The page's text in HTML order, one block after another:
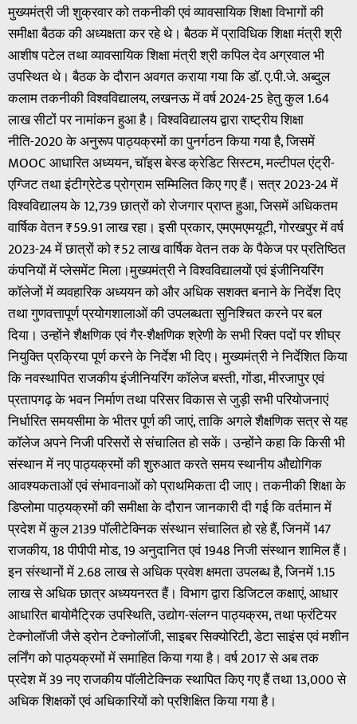
मुख्यमंत्री जी शुक्रवार को तकनीकी एवं व्यावसायिक शिक्षा विभागों की
समीक्षा बैठक की अध्यक्षता कर रहे थे। बैठक में प्राविधिक शिक्षा मंत्री श्री
आशीष पटेल तथा व्यावसायिक शिक्षा मंत्री श्री कपिल देव अग्रवाल भी
उपस्थित थे। बैठक के दौरान अवगत कराया गया कि डॉ. ए.पी.जे. अब्दुल
कलाम तकनीकी विश्वविद्यालय, लखनऊ में वर्ष 2024-25 हेतु कुल 1.64
लाख सीटों पर नामांकन हुआ है। विश्वविद्यालय द्वारा राष्ट्रीय शिक्षा
नीति-2020 के अनुरूप पाठ्यक्रमों का पुनर्गठन किया गया है, जिसमें
MOOC आधारित अध्ययन, चॉइस बेस्ड क्रेडिट सिस्टम, मल्टीपल एंट्री-
एग्जिट तथा इंटीग्रेटेड प्रोग्राम सम्मिलित किए गए हैं। सत्र 2023-24 में
विश्वविद्यालय के 12,739 छात्रों को रोजगार प्राप्त हुआ, जिसमें अधिकतम
वार्षिक वेतन ₹59.91 लाख रहा। इसी प्रकार, एमएमएमयूटी, गोरखपुर में वर्ष
2023-24 में छात्रों को ₹52 लाख वार्षिक वेतन तक के पैकेज पर प्रतिष्ठित
कंपनियों में प्लेसमेंट मिला।मुख्यमंत्री ने विश्वविद्यालयों एवं इंजीनियरिंग
कॉलेजों में व्यवहारिक अध्ययन को और अधिक सशक्त बनाने के निर्देश दिए
तथा गुणवत्तापूर्ण प्रयोगशालाओं की उपलब्धता सुनिश्चित करने पर बल
दिया। उन्होंने शैक्षणिक एवं गैर-शैक्षणिक श्रेणी के सभी रिक्त पदों पर शीघ्र
नियुक्ति प्रक्रिया पूर्ण करने के निर्देश भी दिए। मुख्यमंत्री ने निर्देशित किया
कि नवस्थापित राजकीय इंजीनियरिंग कॉलेज बस्ती, गोंडा, मीरजापुर एवं
प्रतापगढ़ के भवन निर्माण तथा परिसर विकास से जुड़ी सभी परियोजनाएं
निर्धारित समयसीमा के भीतर पूर्ण की जाएं, ताकि अगले शैक्षणिक सत्र से यह
कॉलेज अपने निजी परिसरों से संचालित हो सकें। उन्होंने कहा कि किसी भी
संस्थान में नए पाठ्यक्रमों की शुरुआत करते समय स्थानीय औद्योगिक
आवश्यकताओं एवं संभावनाओं को प्राथमिकता दी जाए। तकनीकी शिक्षा के
डिप्लोमा पाठ्यक्रमों की समीक्षा के दौरान जानकारी दी गई कि वर्तमान में
प्रदेश में कुल 2139 पॉलीटेक्निक संस्थान संचालित हो रहे हैं, जिनमें 147
राजकीय, 18 पीपीपी मोड, 19 अनुदानित एवं 1948 निजी संस्थान शामिल हैं।
इन संस्थानों में 2.68 लाख से अधिक प्रवेश क्षमता उपलब्ध है, जिनमें 1.15
लाख से अधिक छात्र अध्ययनरत हैं। विभाग द्वारा डिजिटल कक्षाएं, आधार
आधारित बायोमैट्रिक उपस्थिति, उद्योग-संलग्न पाठ्यक्रम, तथा फ्रंटियर
टेक्नोलॉजी जैसे ड्रोन टेक्नोलॉजी, साइबर सिक्योरिटी, डेटा साइंस एवं मशीन
लर्निंग को पाठ्यक्रमों में समाहित किया गया है। वर्ष 2017 से अब तक
प्रदेश में 39 नए राजकीय पॉलीटेक्निक स्थापित किए गए हैं तथा 13,000 से
अधिक शिक्षकों एवं अधिकारियों को प्रशिक्षित किया गया है।